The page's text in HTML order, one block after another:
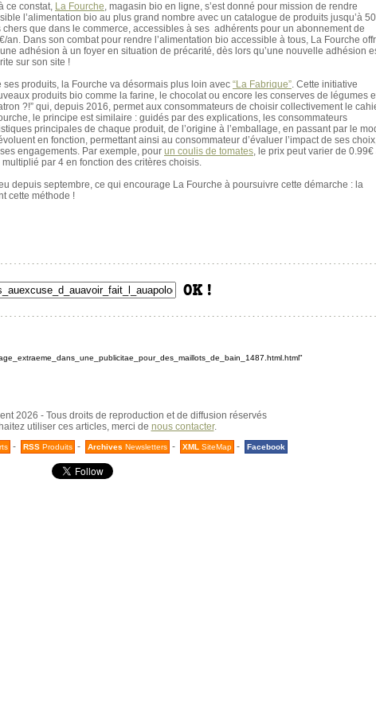
ce constat, La Fourche, magasin bio en ligne, s’est donné pour mission de rendre
l’alimentation bio au plus grand nombre avec un catalogue de produits jusqu’à
chers que dans le commerce, accessibles à ses adhérents pour un abonnement de
an. Dans son combat pour rendre l’alimentation bio accessible à tous, La Fourche
adhésion à un foyer en situation de précarité, dès lors qu’une nouvelle adhésion
sur son site !
produits, la Fourche va désormais plus loin avec “La Fabrique”. Cette initiative
produits bio comme la farine, le chocolat ou encore les conserves de légumes
?!” qui, depuis 2016, permet aux consommateurs de choisir collectivement le
le principe est similaire : guidés par des explications, les consommateurs
principales de chaque produit, de l’origine à l’emballage, en passant par le
en fonction, permettant ainsi au consommateur d’évaluer l’impact de ses
engagements. Par exemple, pour un coulis de tomates, le prix peut varier de 0.99€
par 4 en fonction des critères choisis.
depuis septembre, ce qui encourage La Fourche à poursuivre cette démarche : la
cette méthode !
2026 - Tous droits de reproduction et de diffusion réservés
utiliser ces articles, merci de nous contacter.
- RSS Produits - Archives Newsletters - XML SiteMap - Facebook